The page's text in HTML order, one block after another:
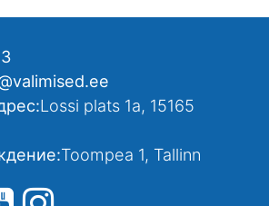
Lossi plats 1a, 15165
Toompea 1, Tallinn